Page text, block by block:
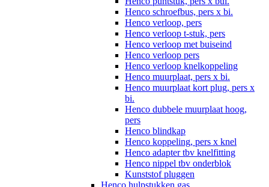
Henco schroefbus, pers x bi.
Henco verloop, pers
Henco verloop t-stuk, pers
Henco verloop met buiseind
Henco verloop pers
Henco verloop knelkoppeling
Henco muurplaat, pers x bi.
Henco muurplaat kort plug, pers x
bi.
Henco dubbele muurplaat hoog,
pers
Henco blindkap
Henco koppeling, pers x knel
Henco adapter tbv knelfitting
Henco nippel tbv onderblok
Kunststof pluggen
Henco hulpstukken gas